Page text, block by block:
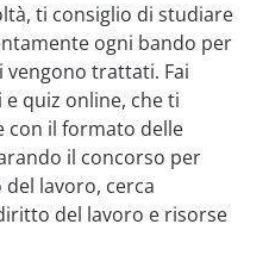
ti consiglio di studiare
ogni bando per
trattati. Fai
quiz online, che ti
con il formato delle
il concorso per
lavoro, cerca
del lavoro e risorse